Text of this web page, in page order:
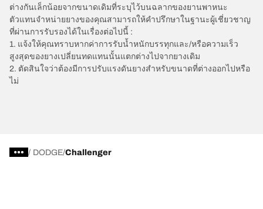
ต่างกันเล็กน้อยจากขนาดเดิมที่ระบุไว้บนฉลากของยานพาหนะ
ตัวแทนจำหน่ายยางของคุณสามารถให้คำปรึกษาในฐานะผู้เชี่ยวชาญ
ที่ผ่านการรับรองได้ในเรื่องต่อไปนี้ :
1. แจ้งให้คุณทราบหากค่าการรับน้ำหนักบรรทุกและ/หรือความเร็ว
สูงสุดของยางเปลี่ยนทดแทนนั้นแตกต่างไปจากยางเดิม
2. ตัดสินใจว่าต้องมีการปรับแรงดันยางสำหรับขนาดที่ต่างออกไปหรือ
ไม่
/ DODGE Challenger